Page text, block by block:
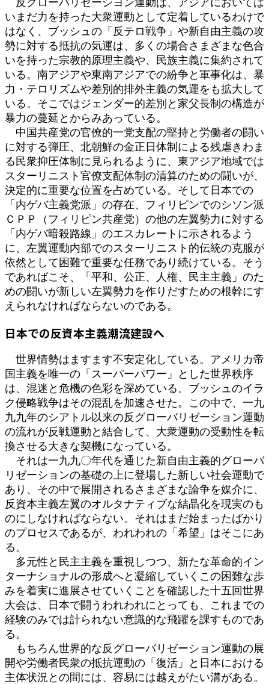
反グローバリゼーシヨン運動は、アジアにおいては
いまだ力を持った大衆運動として定着しているわけで
はなく、ブッシュの「反テロ戦争」や新自由主義の攻
勢に対する抵抗の気運は、多くの場合さまざまな色合
いを持った宗教的原理主義や、民族主義に集約されて
いる。南アジアや東南アジアでの紛争と軍事化は、暴
力・テロリズムや差別的排外主義の気運をも拡大して
いる。そこではジェンダー的差別と家父長制の構造が
暴力の蔓延とからみあっている。
中国共産党の官僚的一党支配の堅持と労働者の闘い
に対する弾圧、北朝鮮の金正日体制による残虐きわま
る民衆抑圧体制に見られるように、東アジア地域では
スターリニスト官僚支配体制の清算のための闘いが、
決定的に重要な位置を占めている。そして日本での
「内ゲバ主義党派」の存在、フィリピンでのシソン派
ＣＰＰ（フィリピン共産党）の他の左翼勢力に対する
「内ゲバ暗殺路線」のエスカレートに示されるよう
に、左翼運動内部でのスターリニスト的伝統の克服が
依然として困難で重要な任務であり続けている。そう
であればこそ、「平和、公正、人権、民主主義」のた
めの闘いが新しい左翼勢力を作りだすための根幹にす
えられなければならないのである。
日本での反資本主義潮流建設へ
世界情勢はますます不安定化している。アメリカ帝
国主義を唯一の「スーパーパワー」とした世界秩序
は、混迷と危機の色彩を深めている。ブッシュのイラ
ク侵略戦争はその混乱を加速させた。この中で、一九
九九年のシアトル以来の反グローバリゼーション運動
の流れが反戦運動と結合して、大衆運動の受動性を転
換させる大きな契機になっている。
それは一九九〇年代を通じた新自由主義的グローバ
リゼーションの基礎の上に登場した新しい社会運動で
あり、その中で展開されるさまざまな論争を媒介に、
反資本主義左翼のオルタナティブな結晶化を現実のも
のにしなければならない。それはまだ始まったばかり
のプロセスであるが、われわれの「希望」はそこにあ
る。
多元性と民主主義を重視しつつ、新たな革命的イン
ターナショナルの形成へと凝縮していくこの困難な歩
みを着実に進展させていくことを確認した十五回世界
大会は、日本で闘うわれわれにとっても、これまでの
経験のみでは計られない意識的な飛躍を課すものであ
る。
もちろん世界的な反グローバリゼーション運動の展
開や労働者民衆の抵抗運動の「復活」と日本における
主体状況との間には、容易には越えがたい溝がある。